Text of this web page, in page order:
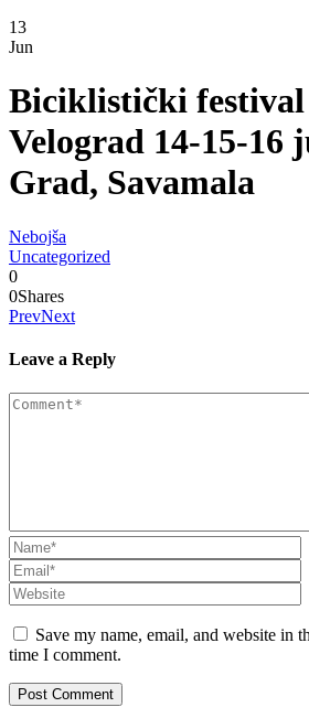
13
Jun
Biciklistički festival
Velograd 14-15-16
Grad, Savamala
Nebojša
Uncategorized
0
0Shares
PrevNext
Leave a Reply
Save my name, email, and website in
time I comment.